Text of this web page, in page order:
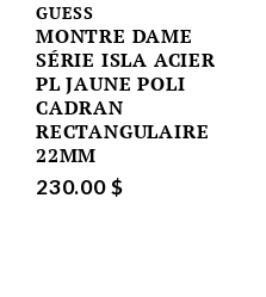
GUESS
MONTRE DAME
SÉRIE ISLA ACIER
PL JAUNE POLI
CADRAN
RECTANGULAIRE
22MM
230.00 $